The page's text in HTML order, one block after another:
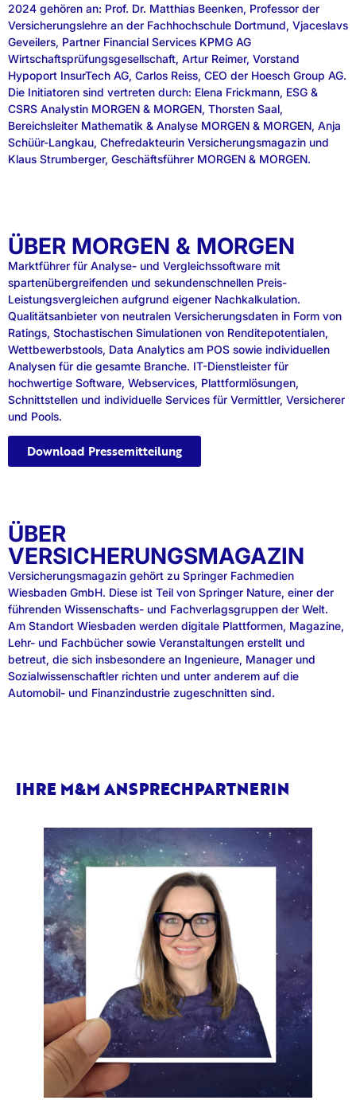
2024 gehören an: Prof. Dr. Matthias Beenken, Professor der
Versicherungslehre an der Fachhochschule Dortmund, Vjaceslavs
Geveilers, Partner Financial Services KPMG AG
Wirtschaftsprüfungsgesellschaft, Artur Reimer, Vorstand
Hypoport InsurTech AG, Carlos Reiss, CEO der Hoesch Group AG.
Die Initiatoren sind vertreten durch: Elena Frickmann, ESG &
CSRS Analystin MORGEN & MORGEN, Thorsten Saal,
Bereichsleiter Mathematik & Analyse MORGEN & MORGEN, Anja
Schüür-Langkau, Chefredakteurin Versicherungsmagazin und
Klaus Strumberger, Geschäftsführer MORGEN & MORGEN.
ÜBER MORGEN & MORGEN
Marktführer für Analyse- und Vergleichssoftware mit
spartenübergreifenden und sekundenschnellen Preis-
Leistungsvergleichen aufgrund eigener Nachkalkulation.
Qualitätsanbieter von neutralen Versicherungsdaten in Form von
Ratings, Stochastischen Simulationen von Renditepotentialen,
Wettbewerbstools, Data Analytics am POS sowie individuellen
Analysen für die gesamte Branche. IT-Dienstleister für
hochwertige Software, Webservices, Plattformlösungen,
Schnittstellen und individuelle Services für Vermittler, Versicherer
und Pools.
Download Pressemitteilung
ÜBER
VERSICHERUNGSMAGAZIN
Versicherungsmagazin gehört zu Springer Fachmedien
Wiesbaden GmbH. Diese ist Teil von Springer Nature, einer der
führenden Wissenschafts- und Fachverlagsgruppen der Welt.
Am Standort Wiesbaden werden digitale Plattformen, Magazine,
Lehr- und Fachbücher sowie Veranstaltungen erstellt und
betreut, die sich insbesondere an Ingenieure, Manager und
Sozialwissenschaftler richten und unter anderem auf die
Automobil- und Finanzindustrie zugeschnitten sind.
IHRE M&M ANSPRECHPARTNERIN